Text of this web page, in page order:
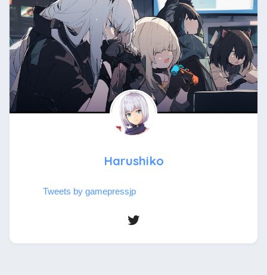
Harushiko
Tweets by gamepressjp